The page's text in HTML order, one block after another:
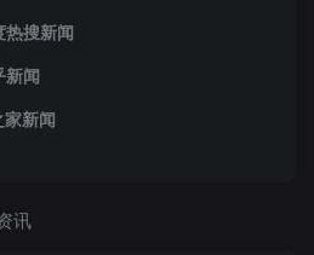
热搜新闻
新闻
家新闻
讯